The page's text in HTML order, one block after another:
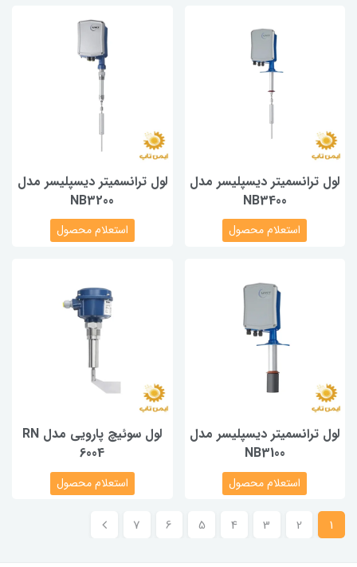
لول ترانسمیتر دیسپلیسر مدل
NB3400
استعلام محصول
لول ترانسمیتر دیسپلیسر مدل
NB3200
استعلام محصول
لول ترانسمیتر دیسپلیسر مدل
NB3100
استعلام محصول
لول سوئیچ پارویی مدل RN
6004
استعلام محصول
1
2
3
4
5
6
7